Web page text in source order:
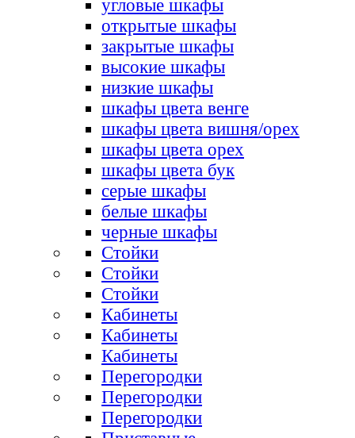
угловые шкафы
открытые шкафы
закрытые шкафы
высокие шкафы
низкие шкафы
шкафы цвета венге
шкафы цвета вишня/орех
шкафы цвета орех
шкафы цвета бук
серые шкафы
белые шкафы
черные шкафы
Стойки
Стойки
Стойки
Кабинеты
Кабинеты
Кабинеты
Перегородки
Перегородки
Перегородки